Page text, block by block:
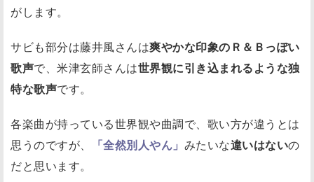
がします。
サビも部分は藤井風さんは爽やかな印象のＲ＆Ｂっぽい
歌声で、米津玄師さんは世界観に引き込まれるような独
特な歌声です。
各楽曲が持っている世界観や曲調で、歌い方が違うとは
思うのですが、
「全然別人やん」 みたいな違いはないの
だと思います。